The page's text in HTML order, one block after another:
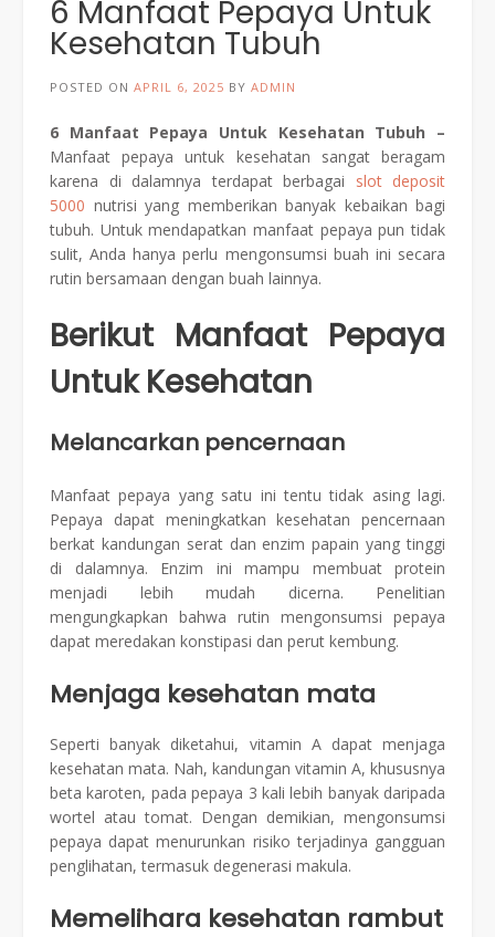
6 Manfaat Pepaya Untuk
Kesehatan Tubuh
POSTED ON APRIL 6, 2025 BY ADMIN
6 Manfaat Pepaya Untuk Kesehatan Tubuh –
Manfaat pepaya untuk kesehatan sangat beragam
karena di dalamnya terdapat berbagai slot deposit
5000 nutrisi yang memberikan banyak kebaikan bagi
tubuh. Untuk mendapatkan manfaat pepaya pun tidak
sulit, Anda hanya perlu mengonsumsi buah ini secara
rutin bersamaan dengan buah lainnya.
Berikut Manfaat Pepaya
Untuk Kesehatan
Melancarkan pencernaan
Manfaat pepaya yang satu ini tentu tidak asing lagi.
Pepaya dapat meningkatkan kesehatan pencernaan
berkat kandungan serat dan enzim papain yang tinggi
di dalamnya. Enzim ini mampu membuat protein
menjadi lebih mudah dicerna. Penelitian
mengungkapkan bahwa rutin mengonsumsi pepaya
dapat meredakan konstipasi dan perut kembung.
Menjaga kesehatan mata
Seperti banyak diketahui, vitamin A dapat menjaga
kesehatan mata. Nah, kandungan vitamin A, khususnya
beta karoten, pada pepaya 3 kali lebih banyak daripada
wortel atau tomat. Dengan demikian, mengonsumsi
pepaya dapat menurunkan risiko terjadinya gangguan
penglihatan, termasuk degenerasi makula.
Memelihara kesehatan rambut